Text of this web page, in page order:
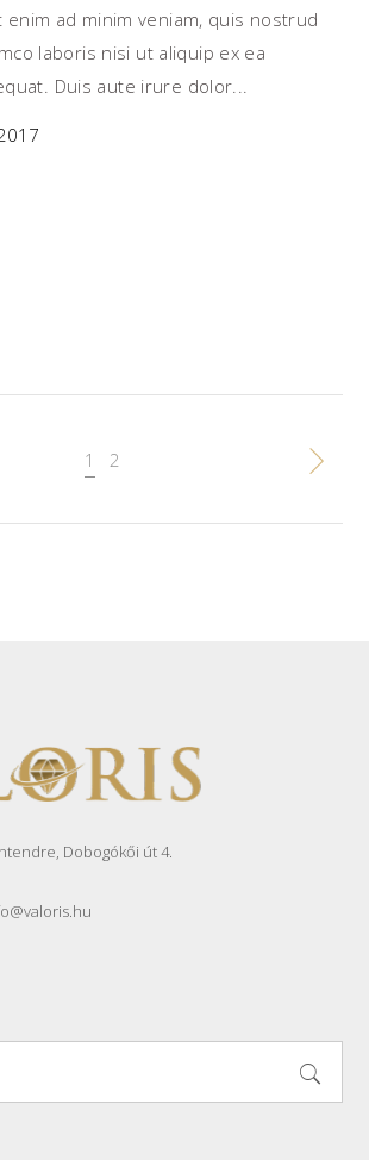
enim ad minim veniam, quis nostrud
laboris nisi ut aliquip ex ea
Duis aute irure dolor
1 2
Dobogókői út 4.